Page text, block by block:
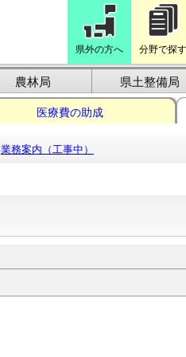
県外の方へ 分野で探す
農林局 県土整備局
医療費の助成
業務案内（工事中）